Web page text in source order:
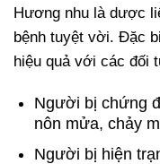
Hương nhu là dược
bệnh tuyệt vời. Đặc
hiệu quả với các đối
Người bị chứng
nôn mửa, chảy
Người bị hiện